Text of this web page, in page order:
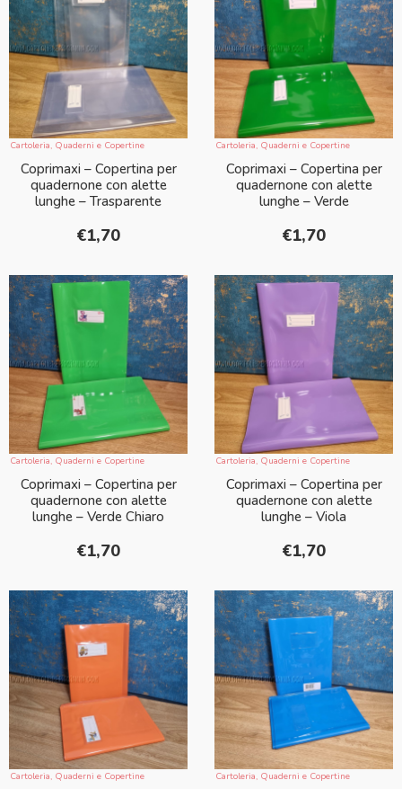
Cartoleria, Quaderni e Copertine
Coprimaxi – Copertina per
quadernone con alette
lunghe – Trasparente
€1,70
Cartoleria, Quaderni e Copertine
Coprimaxi – Copertina per
quadernone con alette
lunghe – Verde
€1,70
Cartoleria, Quaderni e Copertine
Coprimaxi – Copertina per
quadernone con alette
lunghe – Verde Chiaro
€1,70
Cartoleria, Quaderni e Copertine
Coprimaxi – Copertina per
quadernone con alette
lunghe – Viola
€1,70
Cartoleria, Quaderni e Copertine Cartoleria, Quaderni e Copertine